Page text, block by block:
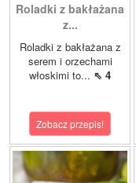
Roladki z bakłażana
z...
Roladki z bakłażana z
serem i orzechami
włoskimi to... ⇖ 4
Zobacz przepis!